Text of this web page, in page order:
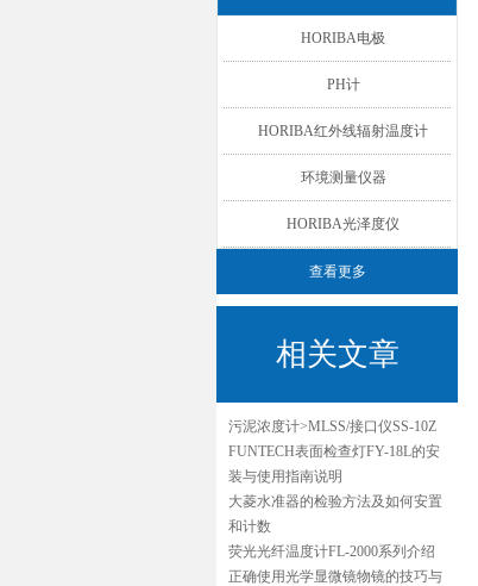
HORIBA电极
PH计
HORIBA红外线辐射温度计
环境测量仪器
HORIBA光泽度仪
查看更多
相关文章
污泥浓度计>MLSS/接口仪SS-10Z
FUNTECH表面检查灯FY-18L的安
装与使用指南说明
大菱水准器的检验方法及如何安置
和计数
荧光光纤温度计FL-2000系列介绍
正确使用光学显微镜物镜的技巧与